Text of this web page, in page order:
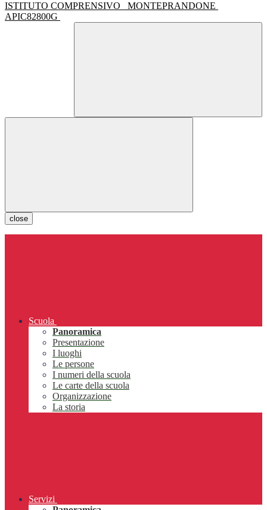
ISTITUTO COMPRENSIVO
MONTEPRANDONE
APIC82800G
close
Scuola
Panoramica
Presentazione
I luoghi
Le persone
I numeri della scuola
Le carte della scuola
Organizzazione
La storia
Servizi